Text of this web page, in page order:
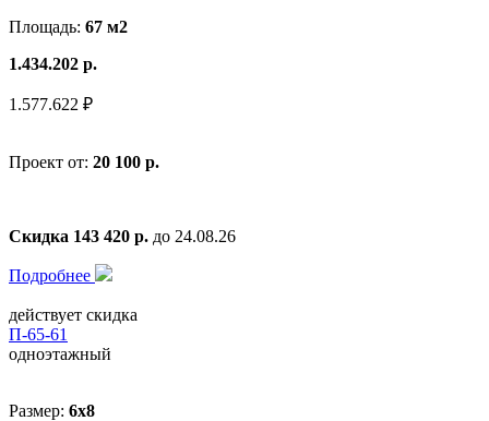
Площадь: 67 м2
1.434.202 р.
1.577.622 ₽
Проект от: 20 100 р.
Скидка 143 420 р. до 24.08.26
Подробнее
действует скидка
П-65-61
одноэтажный
Размер: 6x8